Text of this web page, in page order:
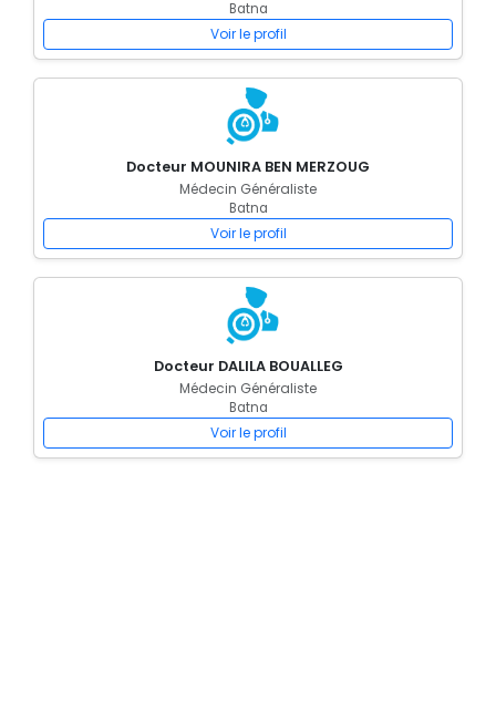
Batna
Voir le profil
Docteur MOUNIRA BEN MERZOUG
Médecin Généraliste
Batna
Voir le profil
Docteur DALILA BOUALLEG
Médecin Généraliste
Batna
Voir le profil